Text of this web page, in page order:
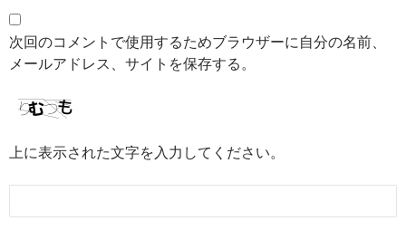
次回のコメントで使用するためブラウザーに自分の名前、
メールアドレス、サイトを保存する。
上に表示された文字を入力してください。